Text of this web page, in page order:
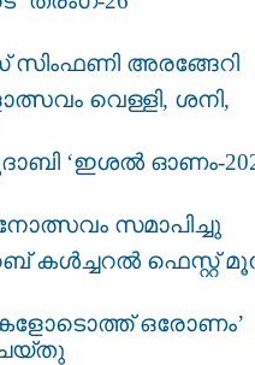
അരങ്ങേറി
വെള്ളി, ശനി,
‘ഇശല്‍ ഓണം-
സമാപിച്ചു
ഫെസ്റ്റ്
ഒരോണം’